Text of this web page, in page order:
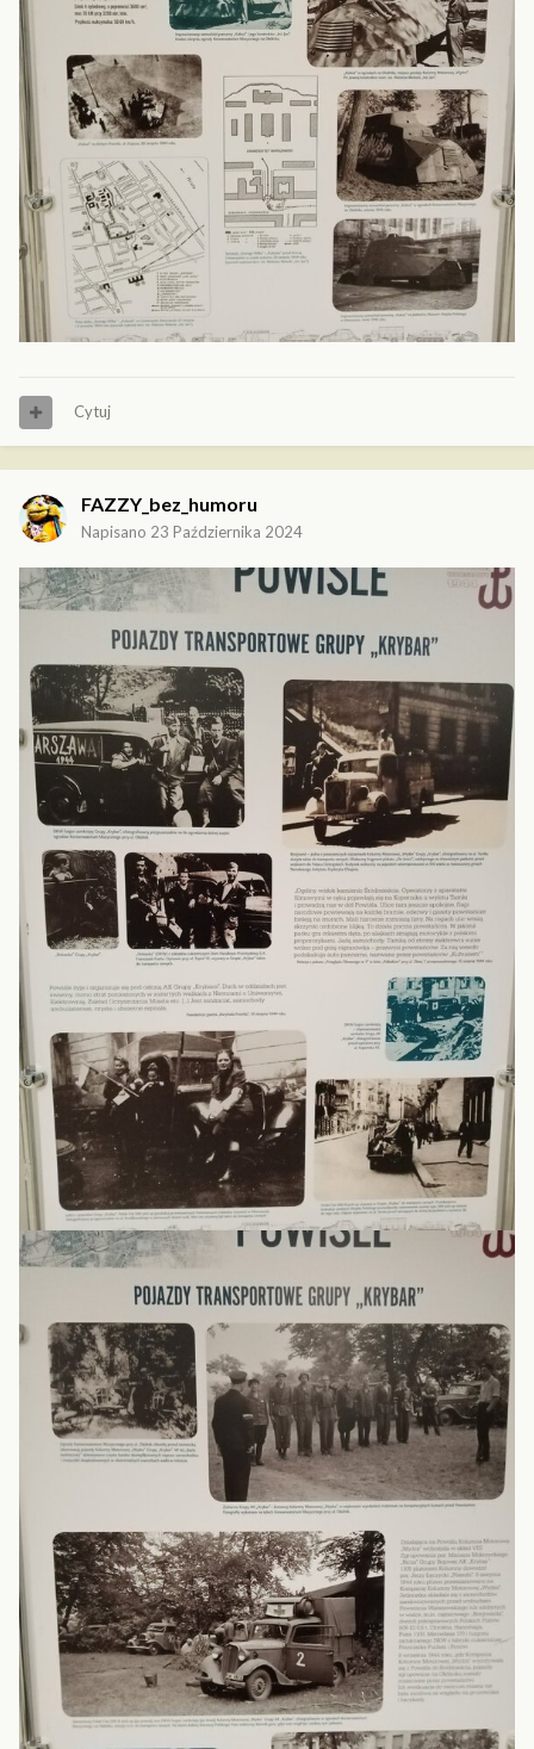
Cytuj
FAZZY_bez_humoru
Napisano 23 Października 2024